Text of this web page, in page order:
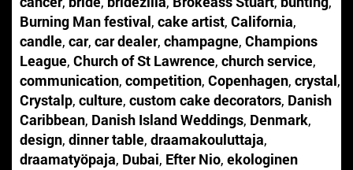
Burning Man festival, cake artist, California,
candle, car, car dealer, champagne, Champions
League, Church of St Lawrence, church service,
communication, competition, Copenhagen, crystal,
Crystalp, culture, custom cake decorators, Danish
Caribbean, Danish Island Weddings, Denmark,
design, dinner table, draamakouluttaja,
draamatyöpaja, Dubai, Efter Nio, ekologinen